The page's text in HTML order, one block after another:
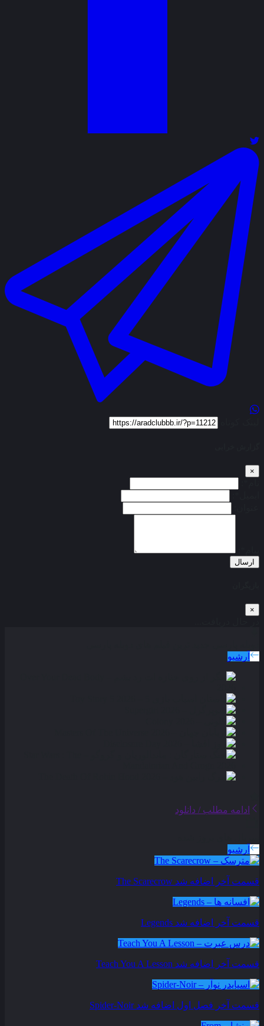
×
ارسال
×
آرشیو
ادامه مطلب / دانلود
آرشیو
قسمت آخر اضافه شد The Scarecrow
قسمت آخر اضافه شد Legends
قسمت آخر اضافه شد Teach You A Lesson
قسمت آخر فصل اول اضافه شد Spider-Noir